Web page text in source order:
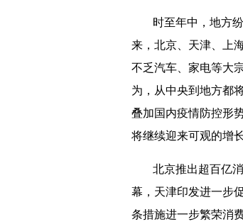
时至年中，地方
来，北京、天津、上
不乏汽车、家电等大
为，从中央到地方都
叠加国内疫情防控形
将继续迎来可观的增
北京推出超百亿
幕，天津印发进一步
条措施进一步繁荣消